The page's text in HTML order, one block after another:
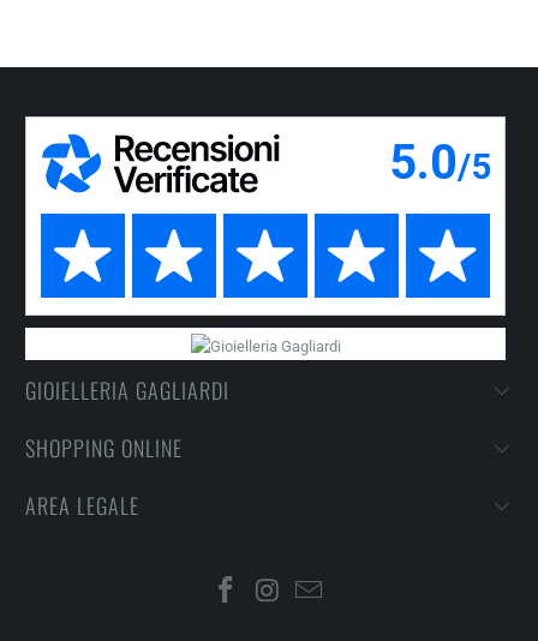
GIOIELLERIA GAGLIARDI
SHOPPING ONLINE
AREA LEGALE